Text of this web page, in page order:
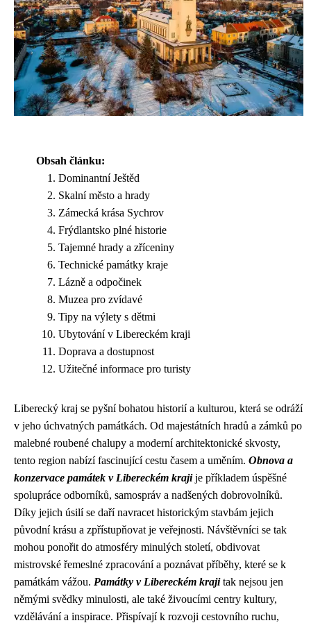
Obsah článku:
Dominantní Ještěd
Skalní město a hrady
Zámecká krása Sychrov
Frýdlantsko plné historie
Tajemné hrady a zříceniny
Technické památky kraje
Lázně a odpočinek
Muzea pro zvídavé
Tipy na výlety s dětmi
Ubytování v Libereckém kraji
Doprava a dostupnost
Užitečné informace pro turisty
Liberecký kraj se pyšní bohatou historií a kulturou, která se odráží
v jeho úchvatných památkách. Od majestátních hradů a zámků po
malebné roubené chalupy a moderní architektonické skvosty,
tento region nabízí fascinující cestu časem a uměním. Obnova a
konzervace památek v Libereckém krajije příkladem úspěšné
spolupráce odborníků, samospráv a nadšených dobrovolníků.
Díky jejich úsilí se daří navracet historickým stavbám jejich
původní krásu a zpřístupňovat je veřejnosti. Návštěvníci se tak
mohou ponořit do atmosféry minulých století, obdivovat
mistrovské řemeslné zpracování a poznávat příběhy, které se k
památkám vážou. Památky v Libereckém krajitak nejsou jen
němými svědky minulosti, ale také živoucími centry kultury,
vzdělávání a inspirace. Přispívají k rozvoji cestovního ruchu,